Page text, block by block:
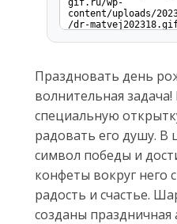
Праздновать день
волнительная
специальную
радовать его душу.
символ победы и
конфеты вокруг него
радость и счастье.
созданы праздничная